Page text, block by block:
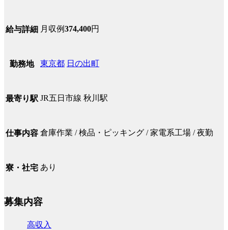
給与詳細 月収例374,400円
勤務地 東京都 日の出町
最寄り駅 JR五日市線 秋川駅
仕事内容 倉庫作業 / 検品・ピッキング / 家電系工場 / 夜勤
寮・社宅 あり
募集内容
高収入